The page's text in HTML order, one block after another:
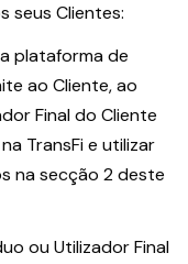
seus Clientes:
plataforma de
ao Cliente, ao
Final do Cliente
TransFi e utilizar
na secção 2 deste
ou Utilizador Final